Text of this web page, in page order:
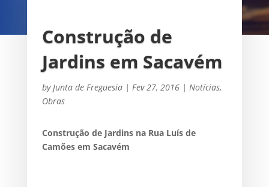
Construção de
by Junta de Freguesia| Fev 27, 2016| Notícias,
Obras
Construção de Jardins na Rua Luís de